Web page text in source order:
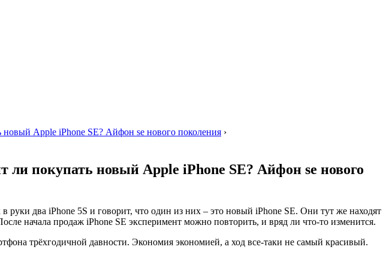
новый Apple iPhone SE? Айфон se нового поколения ›
ли покупать новый Apple iPhone SE? Айфон se нового
два iPhone 5S и говорит, что один из них – это новый iPhone SE. Они тут же находят
начала продаж iPhone SE эксперимент можно повторить, и вряд ли что-то изменится.
трёхгодичной давности. Экономия экономией, а ход все-таки не самый красивый.